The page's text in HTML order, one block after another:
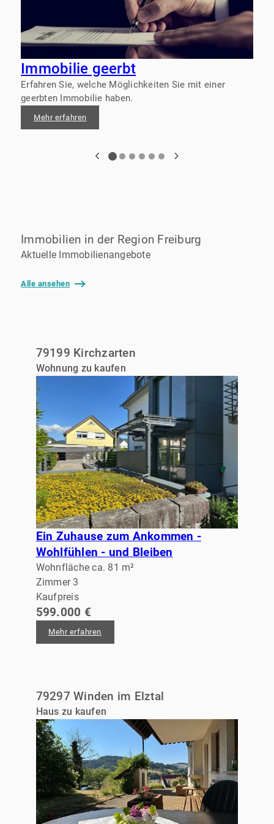
Immobilie geerbt
Erfahren Sie, welche Möglichkeiten Sie mit einer
geerbten Immobilie haben.
Mehr erfahren
Immobilien in der Region Freiburg
Aktuelle Immobilienangebote
Alle ansehen
79199 Kirchzarten
Wohnung zu kaufen
Ein Zuhause zum Ankommen -
Wohlfühlen - und Bleiben
Wohnfläche ca. 81 m²
Zimmer 3
Kaufpreis
599.000 €
Mehr erfahren
79297 Winden im Elztal
Haus zu kaufen